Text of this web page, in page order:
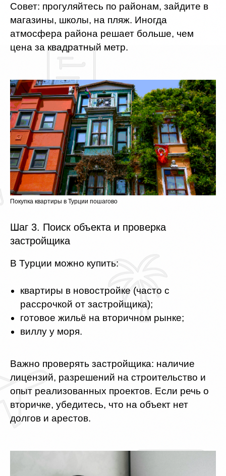
Совет: прогуляйтесь по районам, зайдите в
магазины, школы, на пляж. Иногда
атмосфера района решает больше, чем
цена за квадратный метр.
Покупка квартиры в Турции пошагово
Шаг 3. Поиск объекта и проверка
застройщика
В Турции можно купить:
квартиры в новостройке (часто с
рассрочкой от застройщика);
готовое жильё на вторичном рынке;
виллу у моря.
Важно проверять застройщика: наличие
лицензий, разрешений на строительство и
опыт реализованных проектов. Если речь о
вторичке, убедитесь, что на объект нет
долгов и арестов.